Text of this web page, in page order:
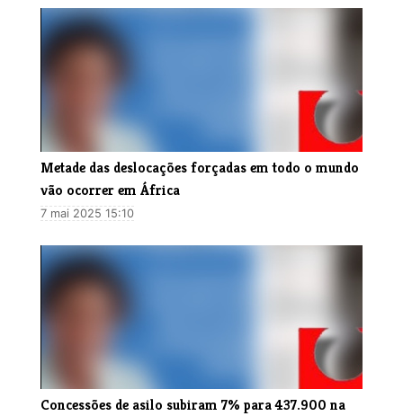
Metade das deslocações forçadas em todo o mundo
vão ocorrer em África
7 mai 2025 15:10
Concessões de asilo subiram 7% para 437.900 na